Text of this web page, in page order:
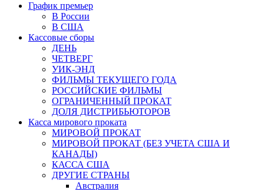
График премьер
В России
В США
Кассовые сборы
ДЕНЬ
ЧЕТВЕРГ
УИК-ЭНД
ФИЛЬМЫ ТЕКУЩЕГО ГОДА
РОССИЙСКИЕ ФИЛЬМЫ
ОГРАНИЧЕННЫЙ ПРОКАТ
ДОЛЯ ДИСТРИБЬЮТОРОВ
Касса мирового проката
МИРОВОЙ ПРОКАТ
МИРОВОЙ ПРОКАТ (БЕЗ УЧЕТА США И
КАНАДЫ)
КАССА США
ДРУГИЕ СТРАНЫ
Австралия